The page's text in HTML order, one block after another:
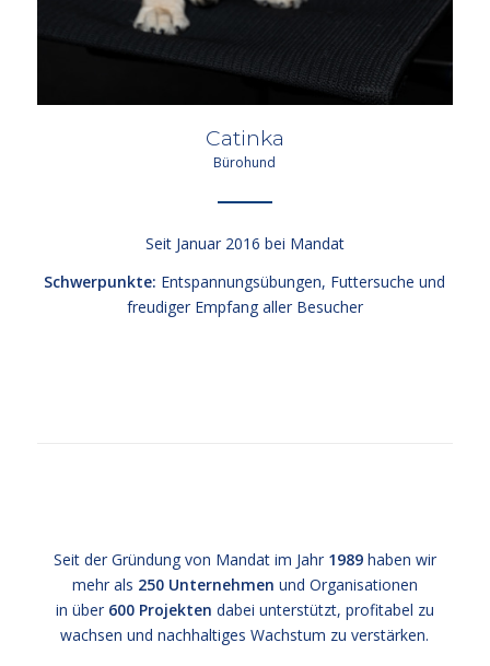
Catinka
Bürohund
Seit Januar 2016 bei Mandat
Schwerpunkte: Entspannungsübungen, Futtersuche und
freudiger Empfang aller Besucher
Seit der Gründung von Mandat im Jahr 1989haben wir
mehr als 250 Unternehmen und Organisationen
in über 600 Projekten dabei unterstützt, profitabel zu
wachsen und nachhaltiges Wachstum zu verstärken.